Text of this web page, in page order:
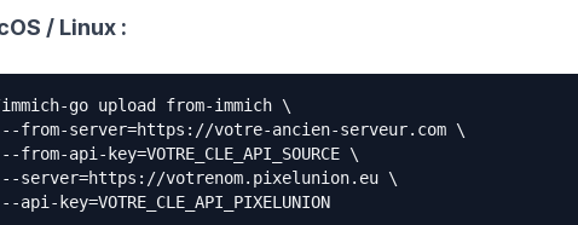
/ Linux :
go upload from-immich \
from-server=https://votre-ancien-serveur.com \
from-api-key=VOTRE_CLE_API_SOURCE \
server=https://votrenom.pixelunion.eu \